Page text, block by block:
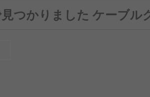
シール部で締め付けることで、外部
械的ストレスからの保護です。例え
つかりました ケーブル